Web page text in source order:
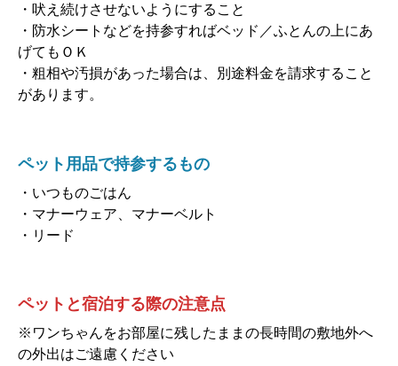
・吠え続けさせないようにすること
・防水シートなどを持参すればベッド／ふとんの上にあ
げてもＯＫ
・粗相や汚損があった場合は、別途料金を請求すること
があります。
ペット用品で持参するもの
・いつものごはん
・マナーウェア、マナーベルト
・リード
ペットと宿泊する際の注意点
※ワンちゃんをお部屋に残したままの長時間の敷地外へ
の外出はご遠慮ください